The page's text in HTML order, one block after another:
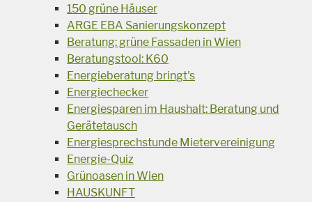
150 grüne Häuser
ARGE EBA Sanierungskonzept
Beratung: grüne Fassaden in Wien
Beratungstool: K60
Energieberatung bringt's
Energiechecker
Energiesparen im Haushalt: Beratung und
Gerätetausch
Energiesprechstunde Mietervereinigung
Energie-Quiz
Grünoasen in Wien
HAUSKUNFT